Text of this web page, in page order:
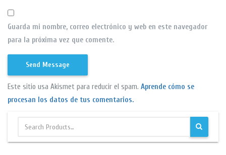
Guarda mi nombre, correo electrónico y web en este navegador
para la próxima vez que comente.
Este sitio usa Akismet para reducir el spam. Aprende cómo se
procesan los datos de tus comentarios.